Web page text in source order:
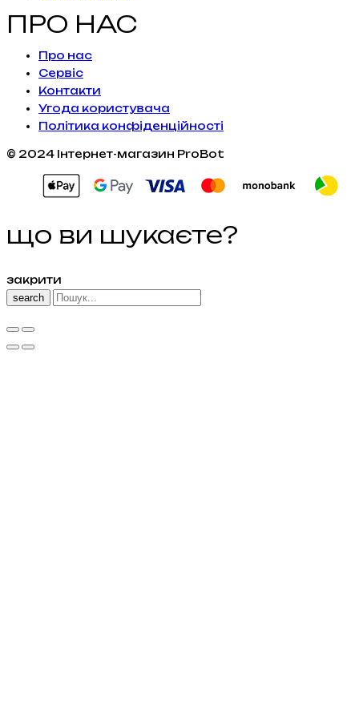
ПРО НАС
Про нас
Сервiс
Контакти
Угода користувача
Політика конфіденційності
© 2024 Інтернет-магазин ProBot
що ви шукаєте?
закрити
search